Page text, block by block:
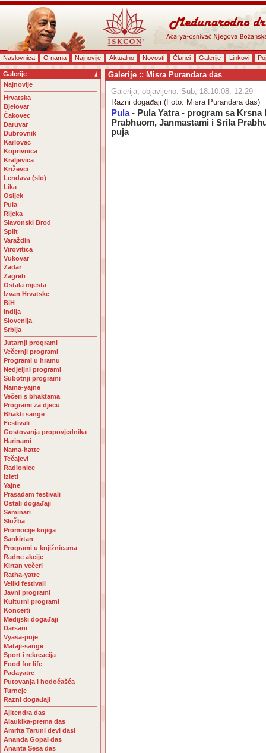
Naslovnica O nama Najnovije Aktualno Novosti Članci Galerije Linkovi
Galerije
Najnovije
Hrvatska
Bjelovar
Čakovec
Daruvar
Dubrovnik
Karlovac
Koprivnica
Kraljevica
Križevci
Lendava (slo)
Lika
Osijek
Pula
Rijeka
Slavonski Brod
Split
Varaždin
Virovitica
Vukovar
Zadar
Zagreb
Ostala mjesta
Izvan Hrvatske
BiH
Indija
Slovenija
Srbija
Jutarnji programi
Večernji programi
Programi u hramu
Nedjeljni programi
Subotnji programi
Nama-yajne
Večeri s bhaktama
Programi za djecu
Bhakti sange
Festivali
Gostovanja propovjednika
Harinami
Nama-hatte
Tečajevi
Radionice
Izleti
Yajne
Prasadam festivali
Ostali događaji
Seminari
Služba
Promocije knjiga
Sankirtan
Programi u knjižnicama
Radne akcije
Kirtan večeri
Ratha-yatre
Veliki festivali
Javni programi
Kulturni programi
Koncerti
Medijski događaji
Darsani
Vyasa-puje
Mataji-sange
Sport i rekreacija
Food for life
Padayatre
Putovanja i hodočašća
Turneje
Razni događaji
Ajitendra das
Alaukika-prema das
Amrita Taruni devi dasi
Ananda Gopal das
Ananta Sesa das
Galerije :: Misra Purandara das
Galerija, objavljeno: Sub, 18.10.08. 12:29
Razni događaji (Foto: Misra Purandara das)
Pula- Pula Yatra - program sa Krsna
Prabhuom, Janmastami i Srila
puja